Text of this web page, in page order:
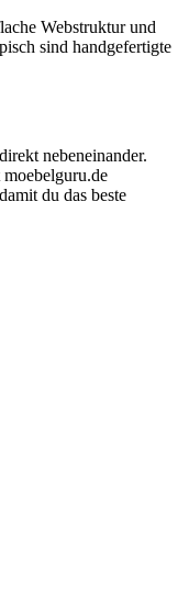
Webstruktur und
sind handgefertigte
nebeneinander.
du das beste